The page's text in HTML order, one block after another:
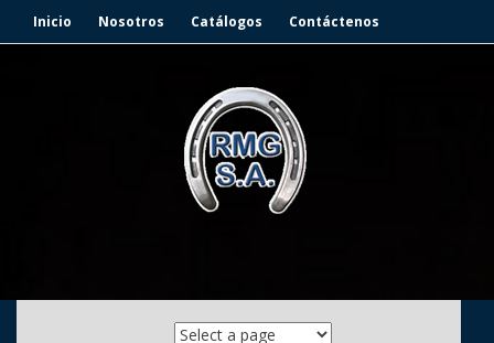
Inicio Nosotros Catálogos Contáctenos